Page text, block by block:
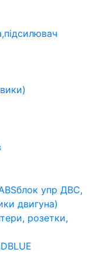
упр ДВС,
двигуна)
розетки,